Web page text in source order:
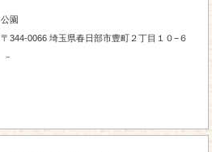
公園
〒344-0066 埼玉県春日部市豊町２丁目１０−６
－